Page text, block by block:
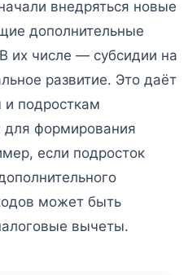
внедряться новые
дополнительные
их числе — субсидии на
развитие. Это даёт
и подросткам
для формирования
если подросток
может быть
вычеты.